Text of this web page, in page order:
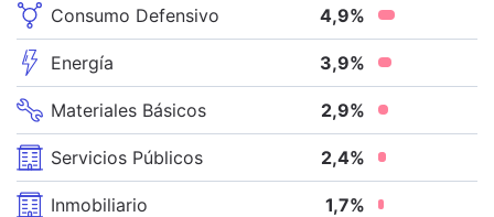
Consumo Defensivo 4,9%
Energía 3,9%
Materiales Básicos 2,9%
Servicios Públicos 2,4%
Inmobiliario 1,7%